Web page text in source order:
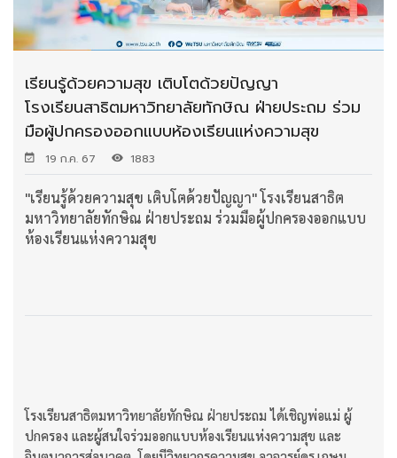
เรียนรู้ด้วยความสุข เติบโตด้วยปัญญา
โรงเรียนสาธิตมหาวิทยาลัยทักษิณ ฝ่ายประถม ร่วม
มือผู้ปกครองออกแบบห้องเรียนแห่งความสุข
19 ก.ค. 67 1883
"เรียนรู้ด้วยความสุข เติบโตด้วยปัญญา" โรงเรียนสาธิต
มหาวิทยาลัยทักษิณ ฝ่ายประถม ร่วมมือผู้ปกครองออกแบบ
ห้องเรียนแห่งความสุข
โรงเรียนสาธิตมหาวิทยาลัยทักษิณ ฝ่ายประถม ได้เชิญพ่อแม่ ผู้
ปกครอง และผู้สนใจร่วมออกแบบห้องเรียนแห่งความสุข และ